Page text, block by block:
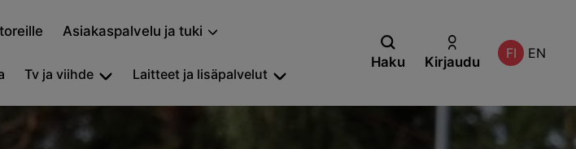
Asiakaspalvelu ja tuki
Tv ja viihde Laitteet ja lisäpalvelut
Haku Kirjaudu
FI EN